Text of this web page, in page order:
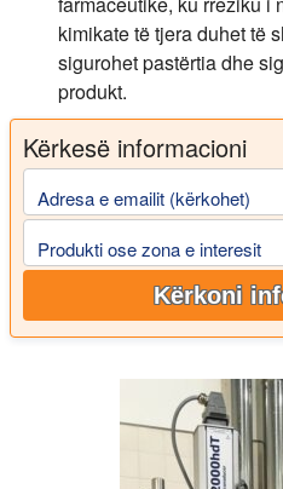
kimikate të tjera duhet të
sigurohet pastërtia dhe
produkt.
Kërkesë informacioni
Adresa e emailit (kërkohet)
Produkti ose zona e interesit
Kërkoni